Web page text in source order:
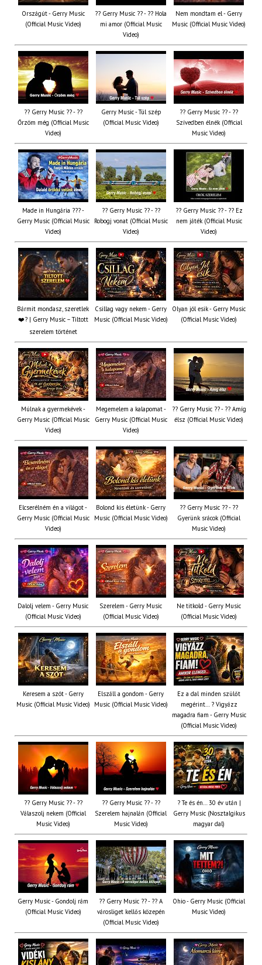
Országút - Gerry Music
(Official Music Video)
?? Gerry Music ?? - ?? Hola
mi amor (Official Music
Video)
Nem mondtam el - Gerry
Music (Official Music Video)
?? Gerry Music ?? - ??
Őrzöm még (Official Music
Video)
Gerry Music - Túl szép
(Official Music Video)
?? Gerry Music ?? - ??
Szívedben élnék (Official
Music Video)
Made in Hungária ??? -
Gerry Music (Official Music
Video)
?? Gerry Music ?? - ??
Robogj vonat (Official Music
Video)
?? Gerry Music ?? - ?? Ez
nem játék (Official Music
Video)
Bármit mondasz, szeretlek
❤️‍? | Gerry Music – Tiltott
szerelem történet
Csillag vagy nekem - Gerry
Music (Official Music Video)
Olyan jól esik - Gerry Music
(Official Music Video)
Múlnak a gyermekévek -
Gerry Music (Official Music
Video)
Megemelem a kalapomat -
Gerry Music (Official Music
Video)
?? Gerry Music ?? - ?? Amíg
élsz (Official Music Video)
Elcserélném én a világot -
Gerry Music (Official Music
Video)
Bolond kis életünk - Gerry
Music (Official Music Video)
?? Gerry Music ?? - ??
Gyerünk srácok (Official
Music Video)
Dalolj velem - Gerry Music
(Official Music Video)
Szerelem - Gerry Music
(Official Music Video)
Ne titkold - Gerry Music
(Official Music Video)
Keresem a szót - Gerry
Music (Official Music Video)
Elszáll a gondom - Gerry
Music (Official Music Video)
Ez a dal minden szülőt
megérint… ? Vigyázz
magadra fiam - Gerry Music
(Official Music Video)
?? Gerry Music ?? - ??
Válaszolj nekem (Official
Music Video)
?? Gerry Music ?? - ??
Szerelem hajnalán (Official
Music Video)
? Te és én… 30 év után |
Gerry Music (Nosztalgikus
magyar dal)
Gerry Music - Gondolj rám
(Official Music Video)
?? Gerry Music ?? - ?? A
városliget kellős közepén
(Official Music Video)
Ohio - Gerry Music (Official
Music Video)